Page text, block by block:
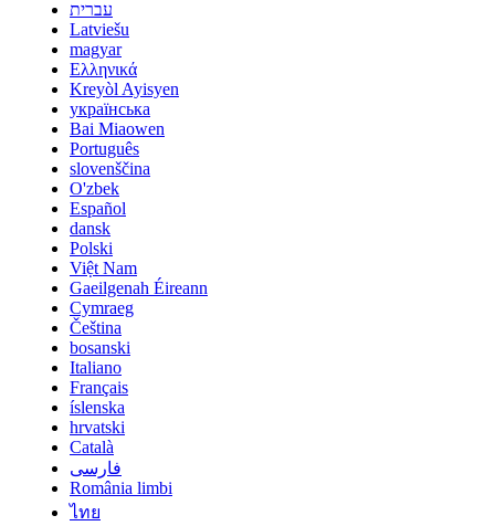
עברית
Latviešu
magyar
Ελληνικά
Kreyòl Ayisyen
українська
Bai Miaowen
Português
slovenščina
O'zbek
Español
dansk
Polski
Việt Nam
Gaeilgenah Éireann
Cymraeg
Čeština
bosanski
Italiano
Français
íslenska
hrvatski
Català
فارسی
România limbi
ไทย